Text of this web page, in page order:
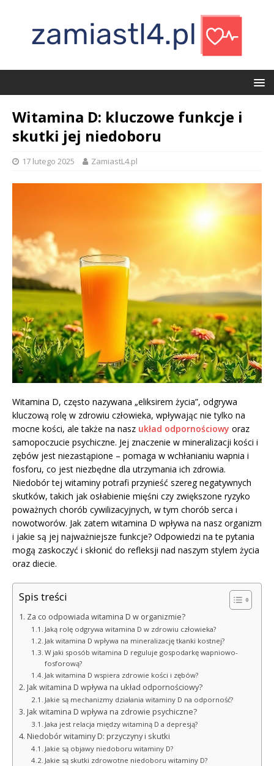
Witamina D: kluczowe funkcje i
skutki jej niedoboru
17 lutego 2025 ZamiastL4.pl
Witamina D, często nazywana „eliksirem życia”, odgrywa
kluczową rolę w zdrowiu człowieka, wpływając nie tylko na
mocne kości, ale także na nasz układ odpornościowy oraz
samopoczucie psychiczne. Jej znaczenie w mineralizacji kości i
zębów jest niezastąpione – pomaga w wchłanianiu wapnia i
fosforu, co jest niezbędne dla utrzymania ich zdrowia.
Niedobór tej witaminy potrafi przynieść szereg negatywnych
skutków, takich jak osłabienie mięśni czy zwiększone ryzyko
poważnych chorób cywilizacyjnych, w tym chorób serca i
nowotworów. Jak zatem witamina D wpływa na nasz organizm
i jakie są jej najważniejsze funkcje? Odpowiedzi na te pytania
mogą zaskoczyć i skłonić do refleksji nad naszym stylem życia
oraz diecie.
Spis treści
Za co odpowiada witamina D w organizmie?
Jaką rolę odgrywa witamina D w zdrowiu człowieka?
Jak witamina D wpływa na mineralizację tkanki kostnej?
W jaki sposób witamina D reguluje gospodarkę wapniowo-
fosforową?
Jak witamina D wspiera zdrowie kości i zębów?
Jak witamina D wpływa na układ odpornościowy?
Jakie są mechanizmy działania witaminy D na odporność?
Jak witamina D wpływa na zdrowie psychiczne?
Jaka jest relacja między witaminą D a depresją?
Niedobór witaminy D: przyczyny i skutki
Jakie są objawy niedoboru witaminy D?
Jakie są skutki zdrowotne niedoboru witaminy D?